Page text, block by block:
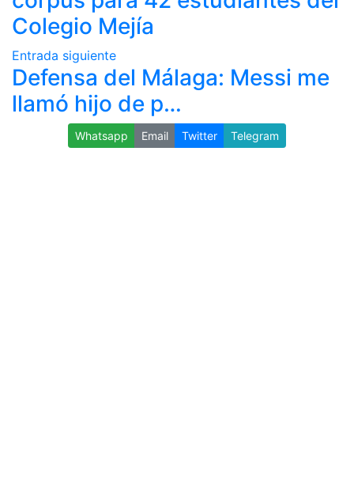
Colegio Mejía
Entrada siguiente
Defensa del Málaga: Messi me
llamó hijo de p…
Whatsapp Email Twitter Telegram